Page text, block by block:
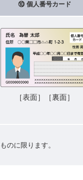
⑩ 個人番号カード
［表面］［裏面］
のに限ります。